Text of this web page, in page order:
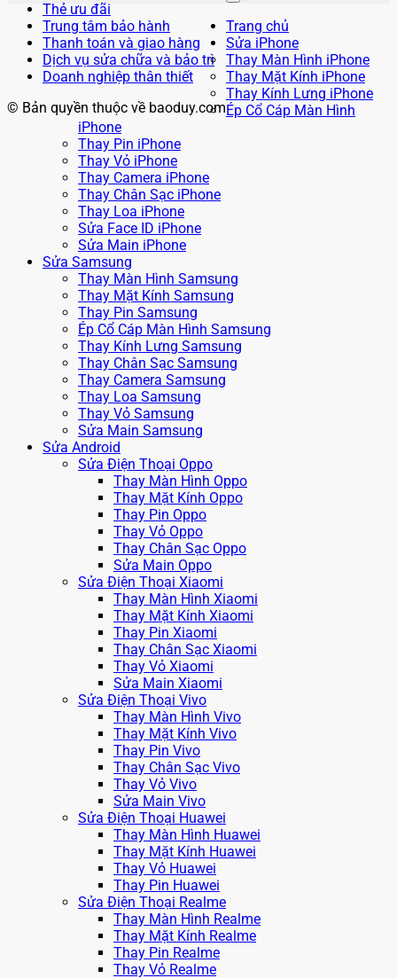
Thẻ ưu đãi
Trung tâm bảo hành
Thanh toán và giao hàng
Dịch vụ sửa chữa và bảo trì
Doanh nghiệp thân thiết
© Bản quyền thuộc về baoduy.com
Trang chủ
Sửa iPhone
Thay Màn Hình iPhone
Thay Mặt Kính iPhone
Thay Kính Lưng iPhone
Ép Cổ Cáp Màn Hình
iPhone
Thay Pin iPhone
Thay Vỏ iPhone
Thay Camera iPhone
Thay Chân Sạc iPhone
Thay Loa iPhone
Sửa Face ID iPhone
Sửa Main iPhone
Sửa Samsung
Thay Màn Hình Samsung
Thay Mặt Kính Samsung
Thay Pin Samsung
Ép Cổ Cáp Màn Hình Samsung
Thay Kính Lưng Samsung
Thay Chân Sạc Samsung
Thay Camera Samsung
Thay Loa Samsung
Thay Vỏ Samsung
Sửa Main Samsung
Sửa Android
Sửa Điện Thoại Oppo
Thay Màn Hình Oppo
Thay Mặt Kính Oppo
Thay Pin Oppo
Thay Vỏ Oppo
Thay Chân Sạc Oppo
Sửa Main Oppo
Sửa Điện Thoại Xiaomi
Thay Màn Hình Xiaomi
Thay Mặt Kính Xiaomi
Thay Pin Xiaomi
Thay Chân Sạc Xiaomi
Thay Vỏ Xiaomi
Sửa Main Xiaomi
Sửa Điện Thoại Vivo
Thay Màn Hình Vivo
Thay Mặt Kính Vivo
Thay Pin Vivo
Thay Chân Sạc Vivo
Thay Vỏ Vivo
Sửa Main Vivo
Sửa Điện Thoại Huawei
Thay Màn Hình Huawei
Thay Mặt Kính Huawei
Thay Vỏ Huawei
Thay Pin Huawei
Sửa Điện Thoại Realme
Thay Màn Hình Realme
Thay Mặt Kính Realme
Thay Pin Realme
Thay Vỏ Realme